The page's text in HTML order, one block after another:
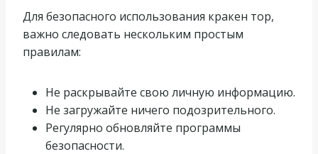
Для безопасного использования кракен тор,
важно следовать нескольким простым
правилам:
Не раскрывайте свою личную информацию.
Не загружайте ничего подозрительного.
Регулярно обновляйте программы
безопасности.